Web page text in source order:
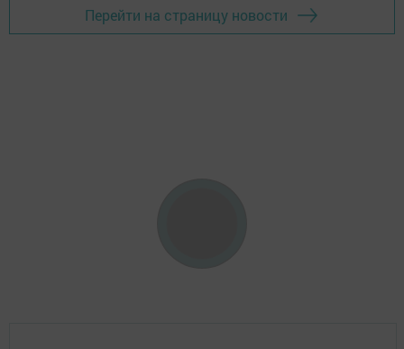
Перейти на страницу новости